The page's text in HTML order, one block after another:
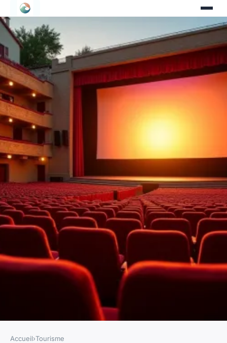
Accueil›Tourisme